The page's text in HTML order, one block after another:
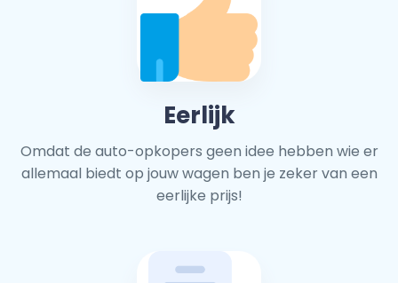
Eerlijk
Omdat de auto-opkopers geen idee hebben wie er
allemaal biedt op jouw wagen ben je zeker van een
eerlijke prijs!